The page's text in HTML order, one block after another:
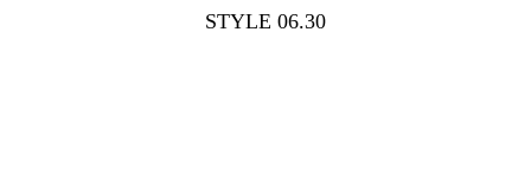
STYLE 06.30